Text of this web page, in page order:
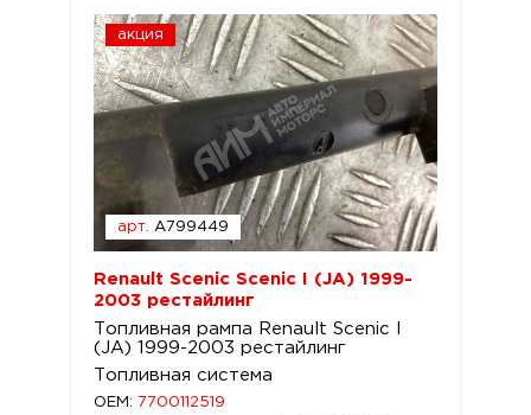
акция
арт. A799449
Renault Scenic Scenic I (JA) 1999-
2003 рестайлинг
Топливная рампа Renault Scenic I
(JA) 1999-2003 рестайлинг
Топливная система
OEM:
7700112519